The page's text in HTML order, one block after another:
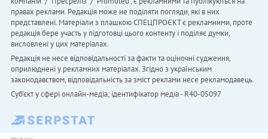
правах реклами. Редакція може не поділяти погляди, які в них
представлені. Матеріали з плашкою СПЕЦПРОЄКТ є рекламними, проте
редакція бере участь у підготовці цього контенту і поділяє думки,
висловлені у цих матеріалах.
Редакція не несе відповідальності за факти та оціночні судження,
оприлюднені у рекламних матеріалах. Згідно з українським
законодавством, відповідальність за зміст реклами несе рекламодавець.
Cуб'єкт у сфері онлайн-медіа; ідентифікатор медіа - R40-05097